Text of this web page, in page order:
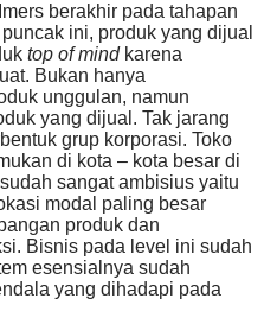
berakhir pada tahapan
ini, produk yang dijual
top of mindkarena
Bukan hanya
unggulan, namun
yang dijual. Tak jarang
grup korporasi. Toko
di kota – kota besar di
sangat ambisius yaitu
modal paling besar
produk dan
Bisnis pada level ini sudah
esensialnya sudah
yang dihadapi pada